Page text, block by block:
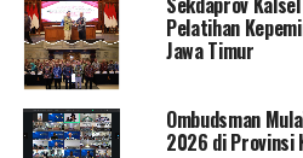
Pelatihan
Jawa Timur
Ombudsman
2026 di Provinsi